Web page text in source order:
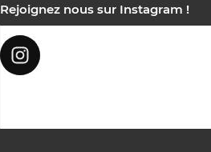
Rejoignez nous sur Instagram !